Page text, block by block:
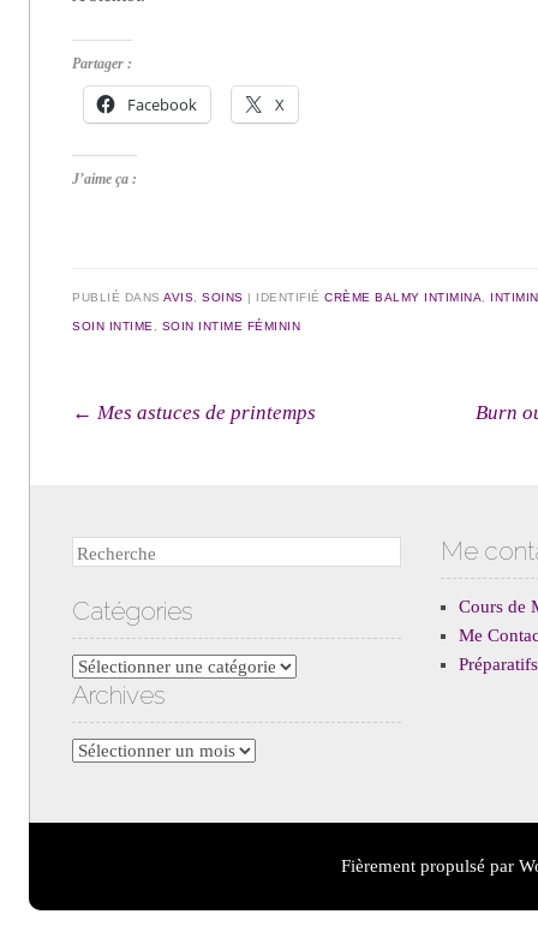
Partager :
Facebook X
J’aime ça :
PUBLIÉ DANSAVIS ,SOINS | IDENTIFIÉCRÈME BALMY INTIMINA
SOIN INTIME SOIN INTIME FÉMININ
Navigation des articles
← Mes astuces de printemps Burn
Recherche
Catégories
Catégories
Archives
Archives
Me
Cours de
Me
Fièrement propulsé par